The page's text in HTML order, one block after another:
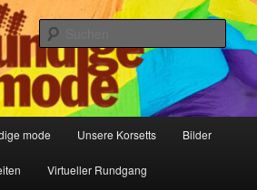
Frankfurt
Mode, Club- und Dark-Wear seit 2004
mode Unsere Korsetts Bilder
Virtueller Rundgang